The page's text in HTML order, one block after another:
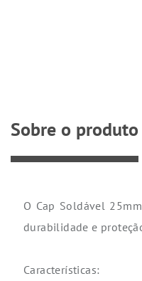
Sobre o produto
O Cap Soldável
durabilidade e
Características: